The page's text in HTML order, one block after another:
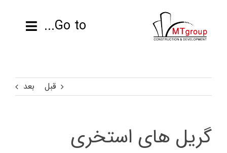
Go to...
محصولات
قبل بعد
گریل های استخری